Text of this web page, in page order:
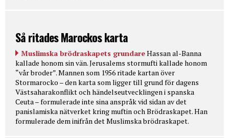
Så ritades Marockos karta
Muslimska brödraskapets grundareHassan al-Banna
kallade honom sin vän. Jerusalems stormufti kallade honom
“vår broder”. Mannen som 1956 ritade kartan över
Stormarocko – den karta som ligger till grund för dagens
Västsaharakonflikt och händelseutvecklingen i spanska
Ceuta – formulerade inte sina anspråk vid sidan av det
panislamiska nätverket kring muftin och Brödraskapet. Han
formulerade dem inifrån det Muslimska brödraskapet.